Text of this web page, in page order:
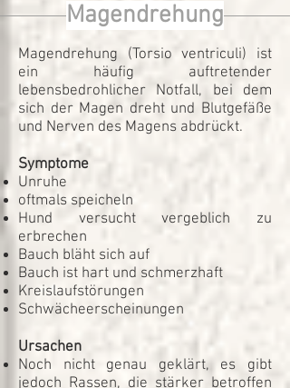
Magendrehung
Magendrehung (Torsio ventriculi) ist
ein häufig auftretender
lebensbedrohlicher Notfall, bei dem
sich der Magen dreht und Blutgefäße
und Nerven des Magens abdrückt.
Symptome
Unruhe
oftmals speicheln
Hund versucht vergeblich zu
erbrechen
Bauch bläht sich auf
Bauch ist hart und schmerzhaft
Kreislaufstörungen
Schwächeerscheinungen
Ursachen
Noch nicht genau geklärt, es gibt
jedoch Rassen, die stärker betroffen